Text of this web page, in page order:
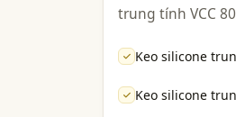
trung tính VCC
Keo silicone
Keo silicone